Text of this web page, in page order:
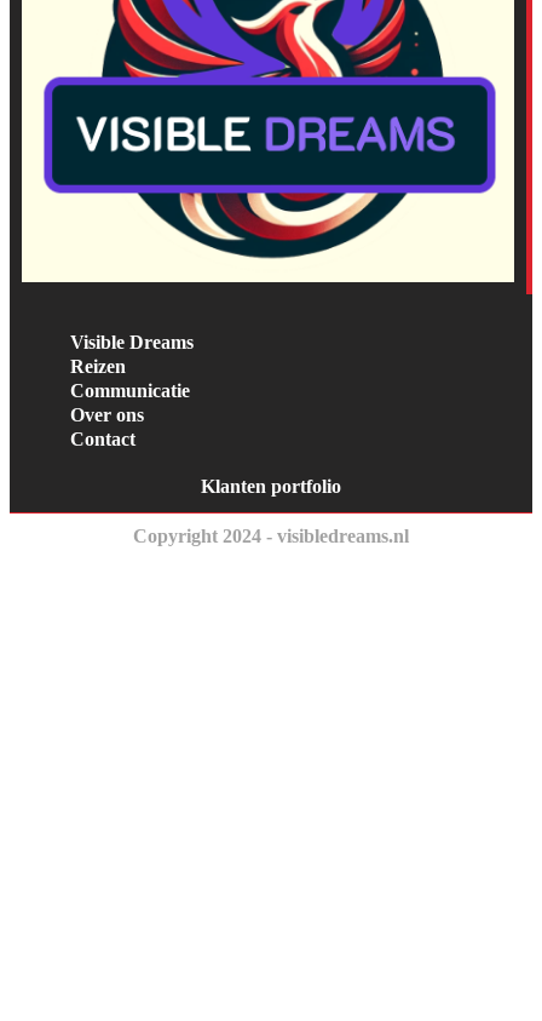
Visible Dreams
Reizen
Communicatie
Over ons
Contact
Klanten portfolio
Copyright 2024 - visibledreams.nl